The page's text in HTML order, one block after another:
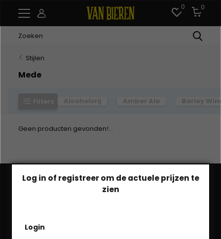
0 0
Log in of registreer om de actuele prijzen te
zien
Login
Stijlen
Mede
Barley
Geen producten gevonden!...
We helpen je graag via Whatsapp!